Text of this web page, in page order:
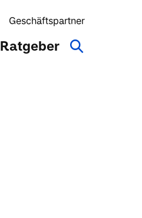
Geschäftspartner
Ratgeber